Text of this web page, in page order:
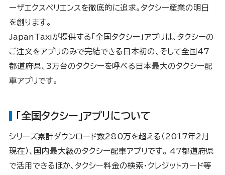
ーザエクスペリエンスを徹底的に追求。タクシー産業の明日
を創ります。
JapanTaxiが提供する「全国タクシー」アプリは、タクシーの
ご注文をアプリのみで完結できる日本初の、そして全国47
都道府県、3万台のタクシーを呼べる日本最大のタクシー配
車アプリです。
「全国タクシー」アプリについて
シリーズ累計ダウンロード数280万を超える（2017年2月
現在）、国内最大級のタクシー配車アプリです。 47都道府県
で活用できるほか、タクシー料金の検索・クレジットカード等